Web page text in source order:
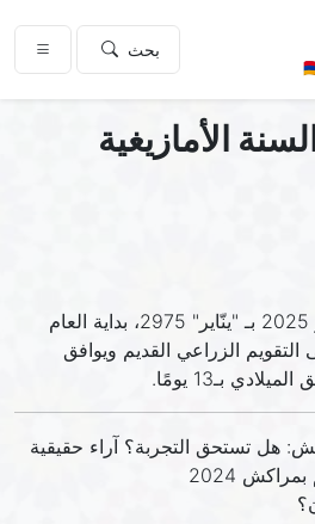
بحث
الأمازيغية
يحتفل الأمازيغ في 14 يناير 2025 بـ "ينّاير" 2975، بداية العام
التقويم الزراعي القديم ويوافق
بـ13 يومًا.
هل تستحق التجربة؟ آراء حقيقية
2024